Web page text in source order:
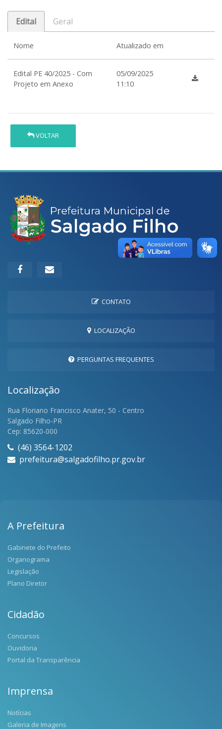
Edital Geral
Nome Atualizado em
Edital PE 40/2025 - Com
Projeto em Anexo
05/09/2025
11:10
VOLTAR
CONTATO
LOCALIZAÇÃO
PERGUNTAS FREQUENTES
Localização
Rua Floriano Francisco Anater, 50 - Centro
Salgado Filho-PR
Cep: 85620-000
(46) 3564-1202
prefeitura@salgadofilho.pr.gov.br
A Prefeitura
Gabinete do Prefeito
Organograma
Legislação
Plano Diretor
Cidadão
Concursos
Ouvidoria
Portal da Transparência
Imprensa
Notícias
Galeria de Imagens